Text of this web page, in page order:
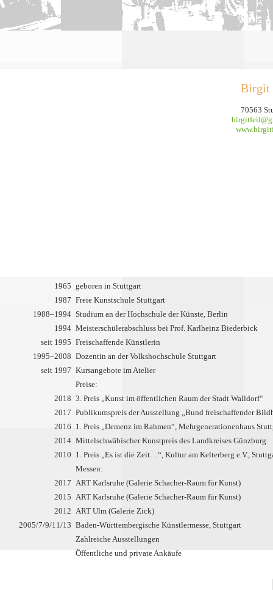
Birgit
70563
1965 geboren in Stuttgart
1987 Freie Kunstschule Stuttgart
1988–1994 Studium an der Hochschule der Künste, Berlin
1994 Meisterschülerabschluss bei Prof. Karlheinz Biederbick
seit 1995 Freischaffende Künstlerin
1995–2008 Dozentin an der Volkshochschule Stuttgart
seit 1997 Kursangebote im Atelier
Preise:
2018 3. Preis „Kunst im öffentlichen Raum der Stadt Walldorf“
2017 Publikumspreis der Ausstellung „Bund freischaffender
2016 1. Preis „Demenz im Rahmen“, Mehrgenerationenhaus
2014 Mittelschwäbischer Kunstpreis des Landkreises Günzburg
2010 1. Preis „Es ist die Zeit…“, Kultur am Kelterberg e.V.,
Messen:
2017 ART Karlsruhe (Galerie Schacher-Raum für Kunst)
2015 ART Karlsruhe (Galerie Schacher-Raum für Kunst)
2012 ART Ulm (Galerie Zick)
2005/7/9/11/13 Baden-Württembergische Künstlermesse, Stuttgart
Zahlreiche Ausstellungen
Öffentliche und private Ankäufe